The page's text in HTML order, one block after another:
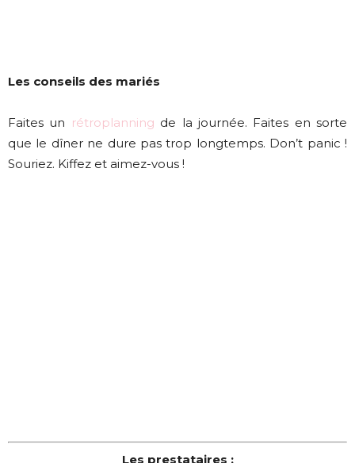
Les conseils des mariés
Faites un rétroplanning de la journée. Faites en sorte
que le dîner ne dure pas trop longtemps. Don’t panic !
Souriez. Kiffez et aimez-vous !
Les prestataires :